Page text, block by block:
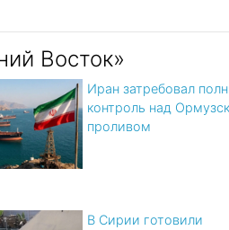
Восток»
Иран затребовал
контроль над
проливом
В Сирии готовили